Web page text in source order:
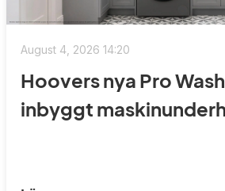
August 4, 2026 14:20
Hoovers nya Pro
inbyggt